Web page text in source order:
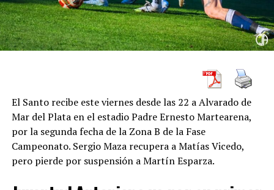
“Cuando recibí la propuesta de Salta Basket me hizo
mucha ilusión. Es una gran institución que siempre
intenta ser protagonista. Además, ver cómo se
conformó el equipo y contar con un gran entrenador,
como Ariel Rearte, fueron motivos suficientes para
considerar que era el mejor lugar para seguir creciendo
como jugador y aspirar a grandes objetivos”, señaló
Gobetti.
Sus palabras reflejan el atractivo que genera el nuevo
proyecto deportivo de Los Infernales, que tendrá a
Ariel Reartecomo entrenador principal y buscará
El Santo recibe este viernes desde las 22 a Alvarado de
Mar del Plata en el estadio Padre Ernesto Martearena,
por la segunda fecha de la Zona B de la Fase
Campeonato. Sergio Maza recupera a Matías Vicedo,
pero pierde por suspensión a Martín Esparza.